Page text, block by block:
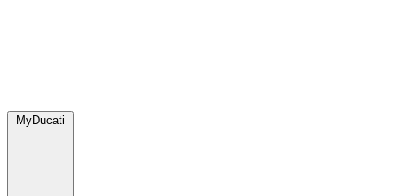
MyDucati